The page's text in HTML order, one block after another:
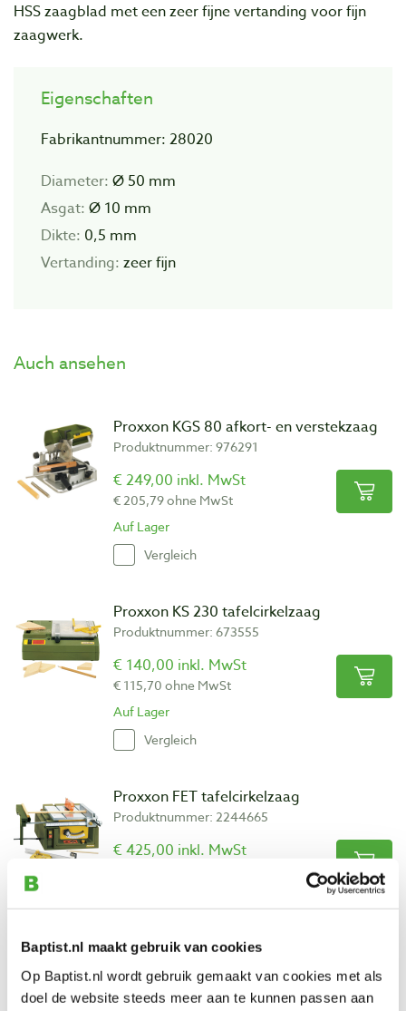
Baptist.nl maakt gebruik van cookies
Op Baptist.nl wordt gebruik gemaakt van cookies met als
doel de website steeds meer aan te kunnen passen aan
HSS zaagblad met een zeer fijne vertanding voor fijn
zaagwerk.
Eigenschaften
Fabrikantnummer: 28020
Diameter: Ø 50 mm
Asgat: Ø 10 mm
Dikte: 0,5 mm
Vertanding: zeer fijn
Auch ansehen
Proxxon KGS 80 afkort- en verstekzaag
Produktnummer: 976291
€ 249,00 inkl. MwSt
€ 205,79 ohne MwSt
Auf Lager
Vergleich
Proxxon KS 230 tafelcirkelzaag
Produktnummer: 673555
€ 140,00 inkl. MwSt
€ 115,70 ohne MwSt
Auf Lager
Vergleich
Proxxon FET tafelcirkelzaag
Produktnummer: 2244665
€ 425,00 inkl. MwSt
Proxxon cirkelzaagblad supercut Ø 58
mm